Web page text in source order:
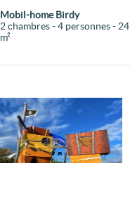
Mobil-home Birdy
2 chambres - 4 personnes - 24
m²